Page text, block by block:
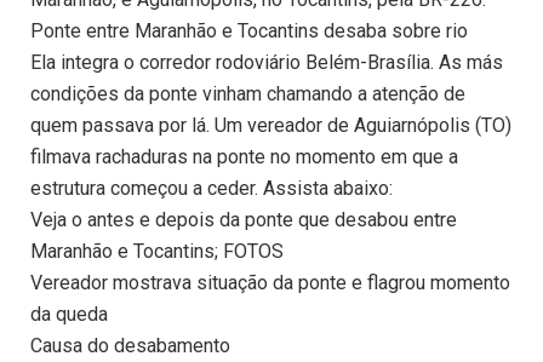
Ponte entre Maranhão e Tocantins desaba sobre rio
Ela integra o corredor rodoviário Belém-Brasília. As más
condições da ponte vinham chamando a atenção de
quem passava por lá. Um vereador de Aguiarnópolis (TO)
filmava rachaduras na ponte no momento em que a
estrutura começou a ceder. Assista abaixo:
Veja o antes e depois da ponte que desabou entre
Maranhão e Tocantins; FOTOS
Vereador mostrava situação da ponte e flagrou momento
da queda
Causa do desabamento